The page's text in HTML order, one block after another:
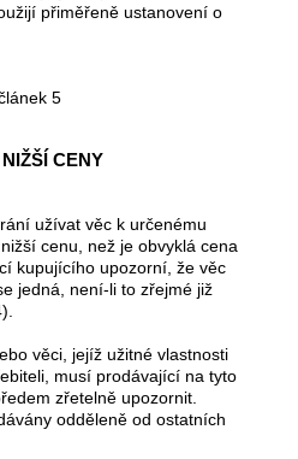
přiměřeně ustanovení o
5
CENY
užívat věc k určenému
cenu, než je obvyklá cena
kupujícího upozorní, že věc
jedná, není-li to zřejmé již
věci, jejíž užitné vlastnosti
musí prodávající na tyto
zřetelně upozornit.
odděleně od ostatních